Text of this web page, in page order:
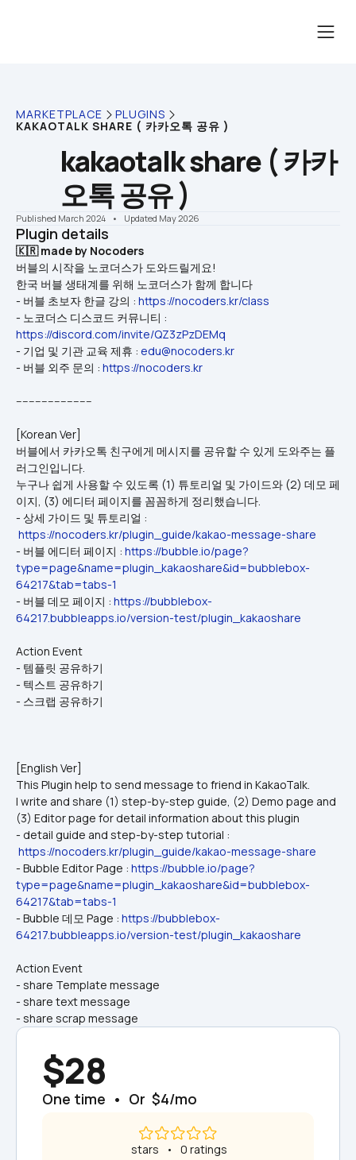
MARKETPLACE PLUGINS
KAKAOTALK SHARE ( 카카오톡 공유 )
kakaotalk share ( 카카
오톡 공유 )
Published March 2024 •    Updated May 2026
Plugin details
🇰🇷 made by Nocoders
버블의 시작을 노코더스가 도와드릴게요!
한국 버블 생태계를 위해 노코더스가 함께 합니다
- 버블 초보자 한글 강의 : https://nocoders.kr/class
https://discord.com/invite/QZ3zPzDEMq
- 기업 및 기관 교육 제휴 : edu@nocoders.kr
- 버블 외주 문의 : https://nocoders.kr
------------------------
[Korean Ver]
버블에서 카카오톡 친구에게 메시지를 공유할 수 있게 도와주는 플
러그인입니다.
누구나 쉽게 사용할 수 있도록 (1) 튜토리얼 및 가이드와 (2) 데모 페
이지, (3) 에디터 페이지를 꼼꼼하게 정리했습니다.
- 상세 가이드 및 튜토리얼 :
https://nocoders.kr/plugin_guide/kakao-message-share
- 버블 에디터 페이지 : https://bubble.io/page?
type=page&name=plugin_kakaoshare&id=bubblebox-
64217&tab=tabs-1
- 버블 데모 페이지 : https://bubblebox-
64217.bubbleapps.io/version-test/plugin_kakaoshare
Action Event
- 템플릿 공유하기
- 텍스트 공유하기
- 스크랩 공유하기
[English Ver]
This Plugin help to send message to friend in KakaoTalk.
I write and share (1) step-by-step guide, (2) Demo page and
(3) Editor page for detail information about this plugin
- detail guide and step-by-step tutorial :
https://nocoders.kr/plugin_guide/kakao-message-share
- Bubble Editor Page : https://bubble.io/page?
type=page&name=plugin_kakaoshare&id=bubblebox-
64217&tab=tabs-1
- Bubble 데모 Page : https://bubblebox-
64217.bubbleapps.io/version-test/plugin_kakaoshare
Action Event
- share Template message
- share text message
- share scrap message
$28
One time  •  Or  $4/mo
stars   •   0 ratings